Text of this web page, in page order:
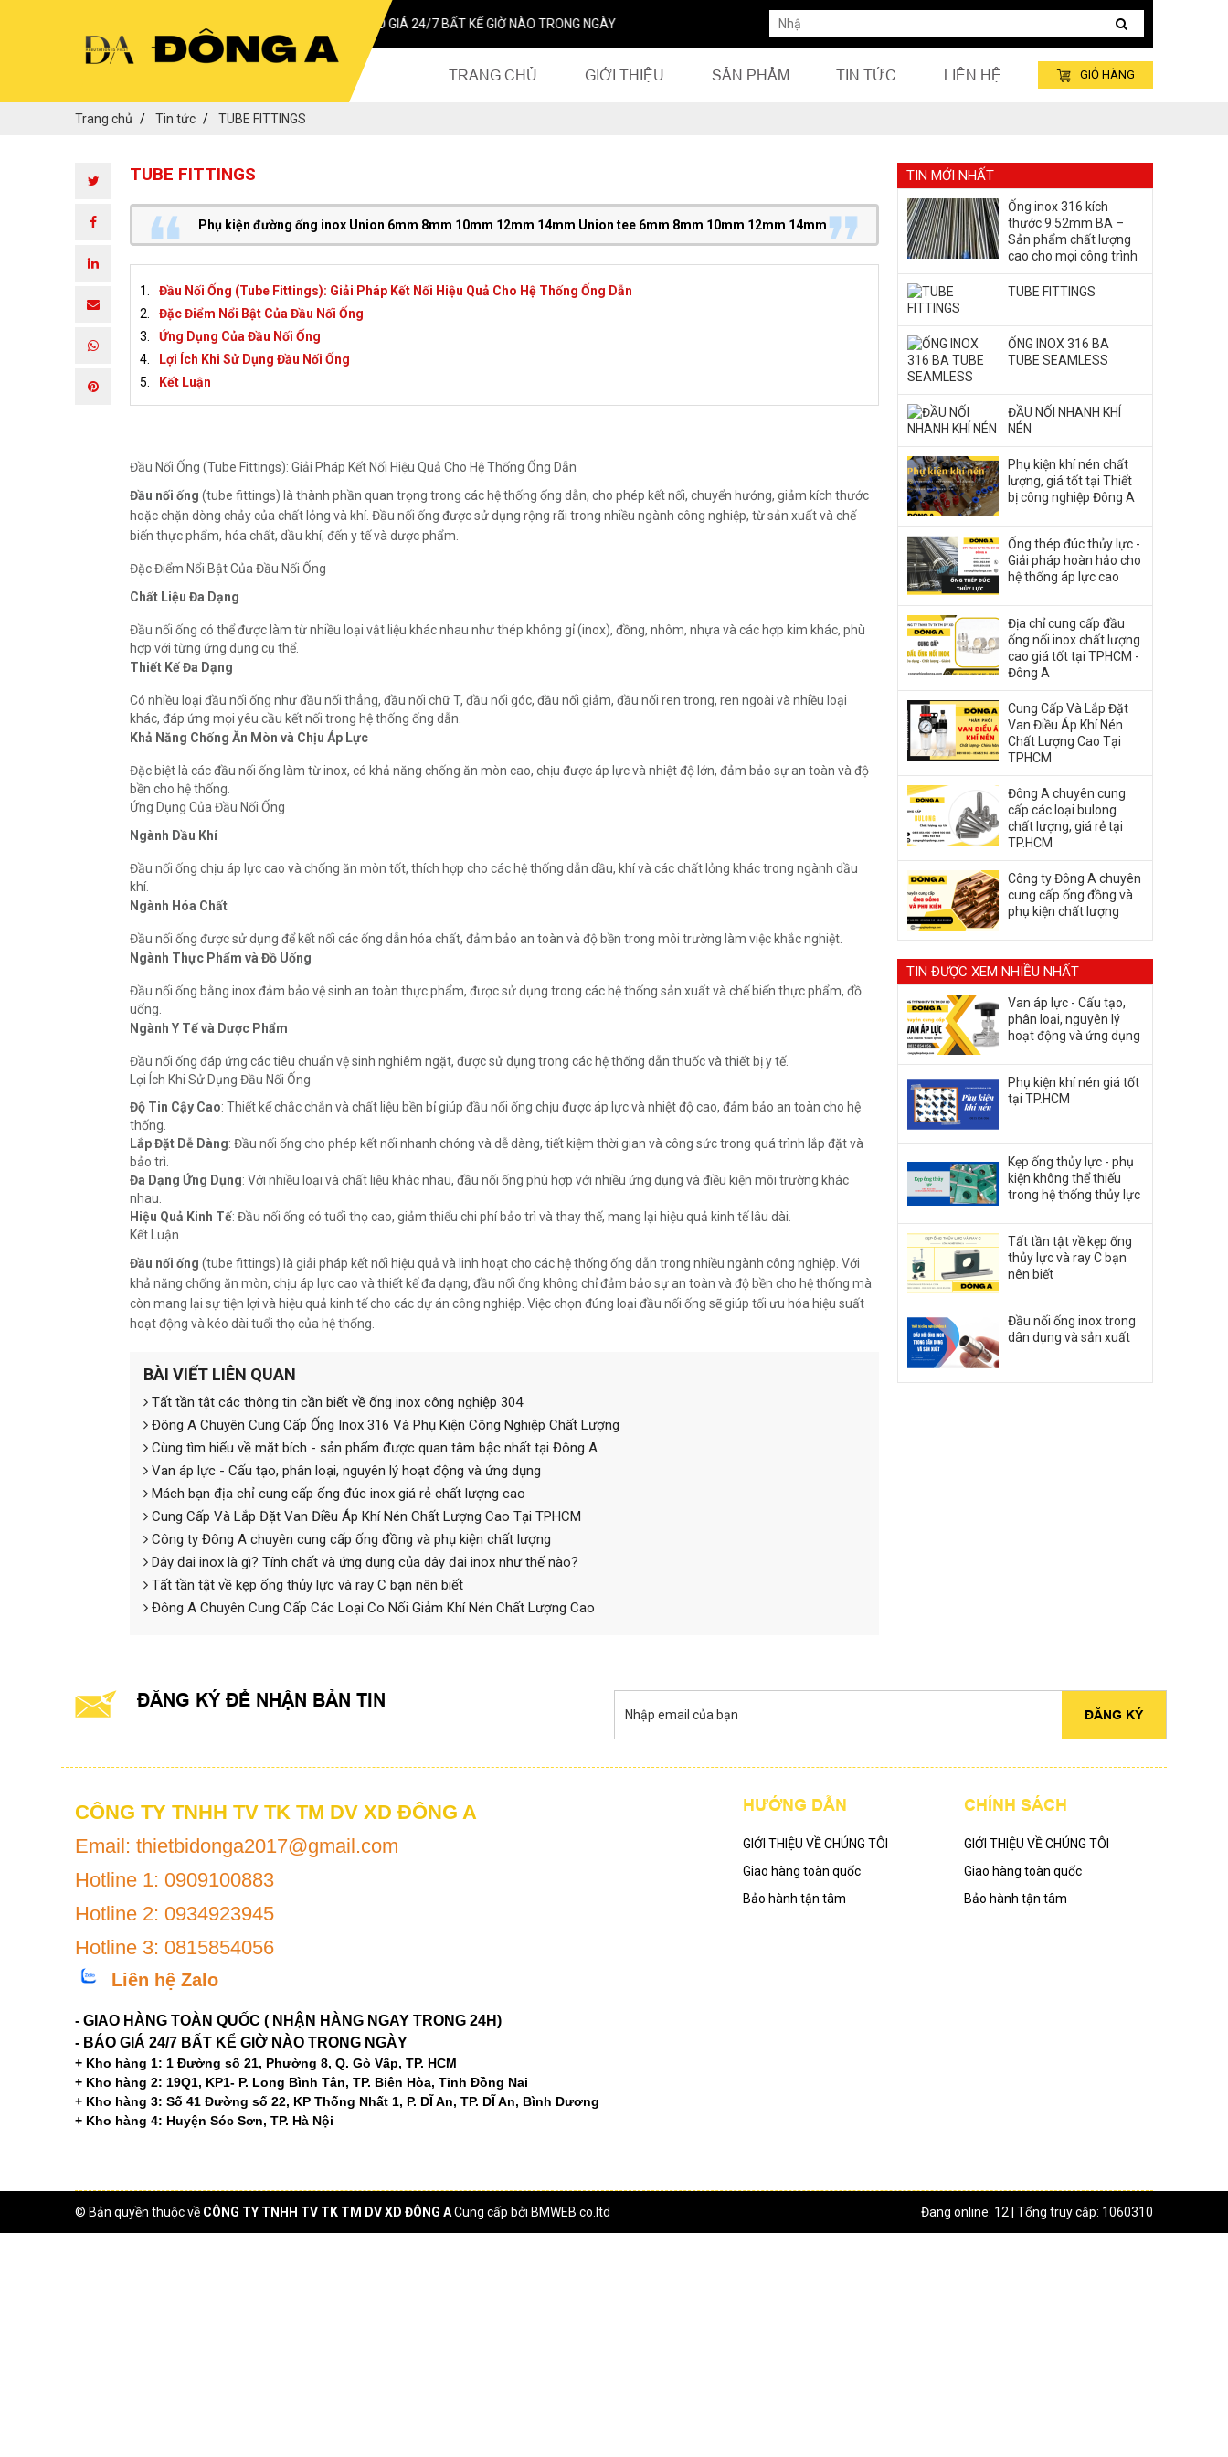
BÁO GIÁ 24/7 BẤT KỂ GIỜ NÀO TRONG NGÀY
TRANG CHỦ GIỚI THIỆU SẢN PHẨM TIN TỨC LIÊN HỆ GIỎ HÀNG
Trang chủ Tin tức TUBE FITTINGS
TUBE FITTINGS
Phụ kiện đường ống inox Union 6mm 8mm 10mm 12mm 14mm Union tee 6mm 8mm 10mm 12mm 14mm
Đầu Nối Ống (Tube Fittings): Giải Pháp Kết Nối Hiệu Quả Cho Hệ Thống Ống Dẫn
Đặc Điểm Nổi Bật Của Đầu Nối Ống
Ứng Dụng Của Đầu Nối Ống
Lợi Ích Khi Sử Dụng Đầu Nối Ống
Kết Luận
Đầu Nối Ống (Tube Fittings): Giải Pháp Kết Nối Hiệu Quả Cho Hệ Thống Ống Dẫn
Đầu nối ống (tube fittings) là thành phần quan trọng trong các hệ thống ống dẫn, cho phép kết nối, chuyển hướng, giảm kích thước
hoặc chặn dòng chảy của chất lỏng và khí. Đầu nối ống được sử dụng rộng rãi trong nhiều ngành công nghiệp, từ sản xuất và chế
biến thực phẩm, hóa chất, dầu khí, đến y tế và dược phẩm.
Đặc Điểm Nổi Bật Của Đầu Nối Ống
Chất Liệu Đa Dạng
Đầu nối ống có thể được làm từ nhiều loại vật liệu khác nhau như thép không gỉ (inox), đồng, nhôm, nhựa và các hợp kim khác, phù
hợp với từng ứng dụng cụ thể.
Thiết Kế Đa Dạng
Có nhiều loại đầu nối ống như đầu nối thẳng, đầu nối chữ T, đầu nối góc, đầu nối giảm, đầu nối ren trong, ren ngoài và nhiều loại
khác, đáp ứng mọi yêu cầu kết nối trong hệ thống ống dẫn.
Khả Năng Chống Ăn Mòn và Chịu Áp Lực
Đặc biệt là các đầu nối ống làm từ inox, có khả năng chống ăn mòn cao, chịu được áp lực và nhiệt độ lớn, đảm bảo sự an toàn và độ
bền cho hệ thống.
Ứng Dụng Của Đầu Nối Ống
Ngành Dầu Khí
Đầu nối ống chịu áp lực cao và chống ăn mòn tốt, thích hợp cho các hệ thống dẫn dầu, khí và các chất lỏng khác trong ngành dầu
khí.
Ngành Hóa Chất
Đầu nối ống được sử dụng để kết nối các ống dẫn hóa chất, đảm bảo an toàn và độ bền trong môi trường làm việc khắc nghiệt.
Ngành Thực Phẩm và Đồ Uống
Đầu nối ống bằng inox đảm bảo vệ sinh an toàn thực phẩm, được sử dụng trong các hệ thống sản xuất và chế biến thực phẩm, đồ
uống.
Ngành Y Tế và Dược Phẩm
Đầu nối ống đáp ứng các tiêu chuẩn vệ sinh nghiêm ngặt, được sử dụng trong các hệ thống dẫn thuốc và thiết bị y tế.
Lợi Ích Khi Sử Dụng Đầu Nối Ống
Độ Tin Cậy Cao: Thiết kế chắc chắn và chất liệu bền bỉ giúp đầu nối ống chịu được áp lực và nhiệt độ cao, đảm bảo an toàn cho hệ
thống.
Lắp Đặt Dễ Dàng: Đầu nối ống cho phép kết nối nhanh chóng và dễ dàng, tiết kiệm thời gian và công sức trong quá trình lắp đặt và
bảo trì.
Đa Dạng Ứng Dụng: Với nhiều loại và chất liệu khác nhau, đầu nối ống phù hợp với nhiều ứng dụng và điều kiện môi trường khác
nhau.
Hiệu Quả Kinh Tế: Đầu nối ống có tuổi thọ cao, giảm thiểu chi phí bảo trì và thay thế, mang lại hiệu quả kinh tế lâu dài.
Kết Luận
Đầu nối ống (tube fittings) là giải pháp kết nối hiệu quả và linh hoạt cho các hệ thống ống dẫn trong nhiều ngành công nghiệp. Với
khả năng chống ăn mòn, chịu áp lực cao và thiết kế đa dạng, đầu nối ống không chỉ đảm bảo sự an toàn và độ bền cho hệ thống mà
còn mang lại sự tiện lợi và hiệu quả kinh tế cho các dự án công nghiệp. Việc chọn đúng loại đầu nối ống sẽ giúp tối ưu hóa hiệu suất
hoạt động và kéo dài tuổi thọ của hệ thống.
BÀI VIẾT LIÊN QUAN
Tất tần tật các thông tin cần biết về ống inox công nghiệp 304
Đông A Chuyên Cung Cấp Ống Inox 316 Và Phụ Kiện Công Nghiệp Chất Lượng
Cùng tìm hiểu về mặt bích - sản phẩm được quan tâm bậc nhất tại Đông A
Van áp lực - Cấu tạo, phân loại, nguyên lý hoạt động và ứng dụng
Mách bạn địa chỉ cung cấp ống đúc inox giá rẻ chất lượng cao
Cung Cấp Và Lắp Đặt Van Điều Áp Khí Nén Chất Lượng Cao Tại TPHCM
Công ty Đông A chuyên cung cấp ống đồng và phụ kiện chất lượng
Dây đai inox là gì? Tính chất và ứng dụng của dây đai inox như thế nào?
Tất tần tật về kẹp ống thủy lực và ray C bạn nên biết
Đông A Chuyên Cung Cấp Các Loại Co Nối Giảm Khí Nén Chất Lượng Cao
TIN MỚI NHẤT
Ống inox 316 kích
thước 9.52mm BA –
Sản phẩm chất lượng
cao cho mọi công trình
TUBE FITTINGS
ỐNG INOX 316 BA
TUBE SEAMLESS
ĐẦU NỐI NHANH KHÍ
NÉN
Phụ kiện khí nén chất
lượng, giá tốt tại Thiết
bị công nghiệp Đông A
Ống thép đúc thủy lực -
Giải pháp hoàn hảo cho
hệ thống áp lực cao
Địa chỉ cung cấp đầu
ống nối inox chất lượng
cao giá tốt tại TPHCM -
Đông A
Cung Cấp Và Lắp Đặt
Van Điều Áp Khí Nén
Chất Lượng Cao Tại
TPHCM
Đông A chuyên cung
cấp các loại bulong
chất lượng, giá rẻ tại
TP.HCM
Công ty Đông A chuyên
cung cấp ống đồng và
phụ kiện chất lượng
TIN ĐƯỢC XEM NHIỀU NHẤT
Van áp lực - Cấu tạo,
phân loại, nguyên lý
hoạt động và ứng dụng
Phụ kiện khí nén giá tốt
tại TP.HCM
Kẹp ống thủy lực - phụ
kiện không thể thiếu
trong hệ thống thủy lực
Tất tần tật về kẹp ống
thủy lực và ray C bạn
nên biết
Đầu nối ống inox trong
dân dụng và sản xuất
ĐĂNG KÝ ĐỂ NHẬN BẢN TIN
ĐĂNG KÝ
CÔNG TY TNHH TV TK TM DV XD ĐÔNG A
Email: thietbidonga2017@gmail.com
Hotline 1: 0909100883
Hotline 2: 0934923945
Hotline 3: 0815854056
Liên hệ Zalo
- GIAO HÀNG TOÀN QUỐC ( NHẬN HÀNG NGAY TRONG 24H)
- BÁO GIÁ 24/7 BẤT KỂ GIỜ NÀO TRONG NGÀY
+ Kho hàng 1: 1 Đường số 21, Phường 8, Q. Gò Vấp, TP. HCM
+ Kho hàng 2: 19Q1, KP1- P. Long Bình Tân, TP. Biên Hòa, Tỉnh Đồng Nai
+ Kho hàng 3: Số 41 Đường số 22, KP Thống Nhất 1, P. DĨ An, TP. DĨ An, Bình Dương
+ Kho hàng 4: Huyện Sóc Sơn, TP. Hà Nội
HƯỚNG DẪN
GIỚI THIỆU VỀ CHÚNG TÔI
Giao hàng toàn quốc
Bảo hành tận tâm
CHÍNH SÁCH
GIỚI THIỆU VỀ CHÚNG TÔI
Giao hàng toàn quốc
Bảo hành tận tâm
© Bản quyền thuộc về CÔNG TY TNHH TV TK TM DV XD ĐÔNG ACung cấp bởi BMWEB co.ltd Đang online: 12 | Tổng truy cập: 1060310
0815854056